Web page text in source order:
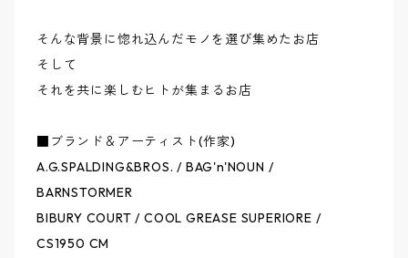
Re-ACT / リアクト
SPINNER BAIT / スピナーベイト
40's ジャケット&ジーンズ / TCB jeans
そんな背景に惚れ込んだモノを選び集めたお店
そして
それを共に楽しむヒトが集まるお店
■ブランド＆アーティスト(作家)
A.G.SPALDING&BROS. / BAG'n'NOUN /
BARNSTORMER
BIBURY COURT / COOL GREASE SUPERIORE /
CS1950 CM